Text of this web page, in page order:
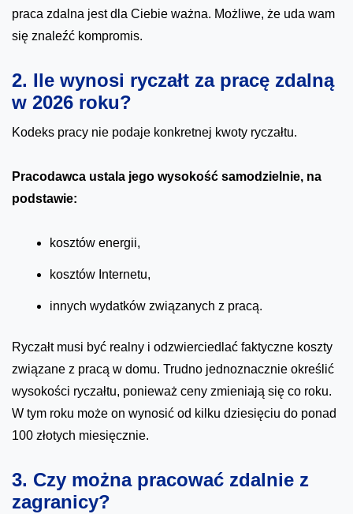
praca zdalna jest dla Ciebie ważna. Możliwe, że uda wam
się znaleźć kompromis.
2. Ile wynosi ryczałt za pracę zdalną
w 2026 roku?
Kodeks pracy nie podaje konkretnej kwoty ryczałtu.
Pracodawca ustala jego wysokość samodzielnie, na
podstawie:
kosztów energii,
kosztów Internetu,
innych wydatków związanych z pracą.
Ryczałt musi być realny i odzwierciedlać faktyczne koszty
związane z pracą w domu. Trudno jednoznacznie określić
wysokości ryczałtu, ponieważ ceny zmieniają się co roku.
W tym roku może on wynosić od kilku dziesięciu do ponad
100 złotych miesięcznie.
3. Czy można pracować zdalnie z
zagranicy?